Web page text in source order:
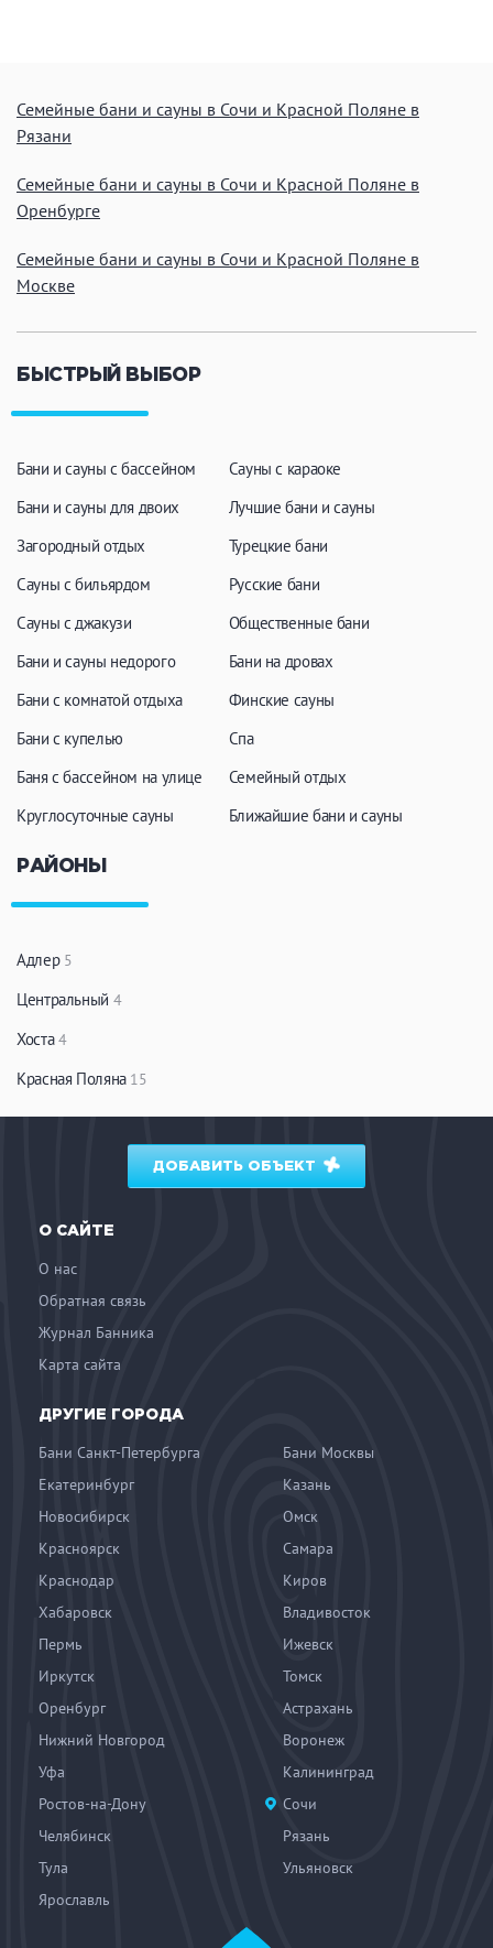
Семейные бани и сауны в Сочи и Красной Поляне в
Рязани
Семейные бани и сауны в Сочи и Красной Поляне в
Оренбурге
Семейные бани и сауны в Сочи и Красной Поляне в
Москве
БЫСТРЫЙ ВЫБОР
Бани и сауны с бассейном
Бани и сауны для двоих
Загородный отдых
Сауны с бильярдом
Сауны с джакузи
Бани и сауны недорого
Бани с комнатой отдыха
Бани с купелью
Баня с бассейном на улице
Круглосуточные сауны
Сауны с караоке
Лучшие бани и сауны
Турецкие бани
Русские бани
Общественные бани
Бани на дровах
Финские сауны
Спа
Семейный отдых
Ближайшие бани и сауны
РАЙОНЫ
Адлер 5
Центральный 4
Хоста4
Красная Поляна 15
ДОБАВИТЬ ОБЪЕКТ
О САЙТЕ
О нас
Обратная связь
Журнал Банника
Карта сайта
ДРУГИЕ ГОРОДА
Бани Санкт-Петербурга
Бани Москвы
Екатеринбург
Казань
Новосибирск
Омск
Красноярск
Самара
Краснодар
Киров
Хабаровск
Владивосток
Пермь
Ижевск
Иркутск
Томск
Оренбург
Астрахань
Нижний Новгород
Воронеж
Уфа
Калининград
Ростов-на-Дону
Сочи
Челябинск
Рязань
Тула
Ульяновск
Ярославль